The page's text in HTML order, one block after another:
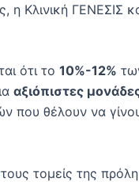
Kλινική ΓΕΝΕΣΙΣ
ότι το 10%-12%
αξιόπιστες
που θέλουν να
τομείς της